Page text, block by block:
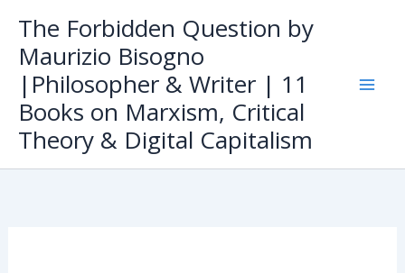
content
The Forbidden Question by
Maurizio Bisogno
|Philosopher & Writer | 11
Books on Marxism, Critical
Theory & Digital Capitalism